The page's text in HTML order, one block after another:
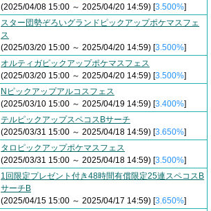
(2025/04/08 15:00 ～ 2025/04/20 14:59) [3.500%]
スター団勢ぞろいグランドピックアップポケマスフェ
ス
(2025/03/20 15:00 ～ 2025/04/20 14:59) [3.500%]
オルティガピックアップポケマスフェス
(2025/03/20 15:00 ～ 2025/04/20 14:59) [3.500%]
Nピックアップアルコスフェス
(2025/03/10 15:00 ～ 2025/04/19 14:59) [3.400%]
テルピックアップスペコスBサーチ
(2025/03/31 15:00 ～ 2025/04/18 14:59) [3.650%]
タロピックアップポケマスフェス
(2025/03/31 15:00 ～ 2025/04/18 14:59) [3.500%]
1回限定プレゼント付き48時間有償限定25連スペコスB
サーチB
(2025/04/15 15:00 ～ 2025/04/17 14:59) [3.650%]